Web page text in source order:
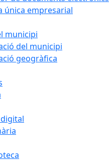
única empresarial
municipi
del municipi
geogràfica